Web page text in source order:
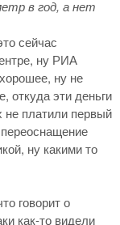
в год, а нет
сейчас
ну РИА
ну не
откуда эти деньги
не платили первый
ну какими то
говорит о
как-то видели